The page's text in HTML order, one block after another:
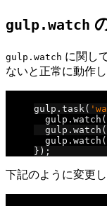
gulp.watch
gulp.watch に関し
ないと正常に動作し
gulp . task(
  gulp
. watch ([
  gulp
. watch ([
  gulp
. watch ([
});
下記のように変更し